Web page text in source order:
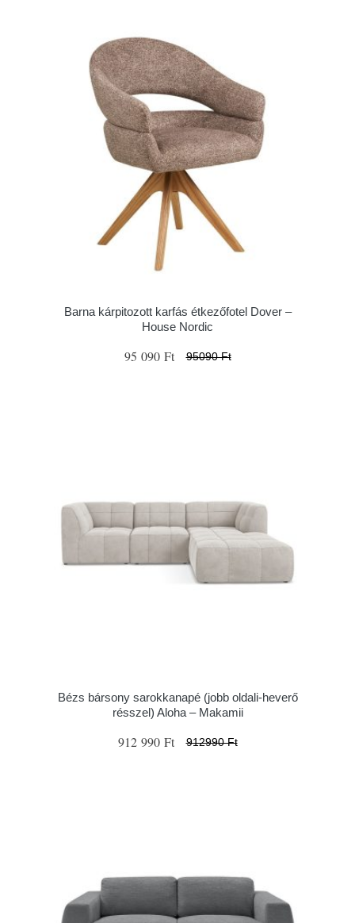
Barna kárpitozott karfás étkezőfotel Dover –
House Nordic
95 090 Ft 95090 Ft
Bézs bársony sarokkanapé (jobb oldali-heverő
résszel) Aloha – Makamii
912 990 Ft 912990 Ft